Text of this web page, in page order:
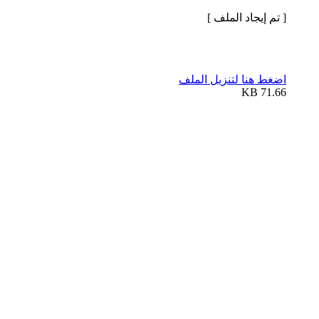
[ تم إيجاد الملف ]
اضغط هنا لتنزيل الملف
71.66 KB